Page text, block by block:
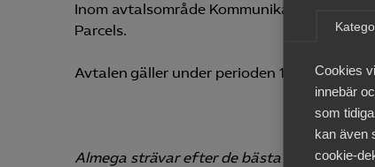
Cookies
innebär
som
kan även
cookie-
Inom avtalsområde Kommunikation finns t
Parcels.
Avtalen gäller under perioden 1 augusti
Almega strävar efter de bästa